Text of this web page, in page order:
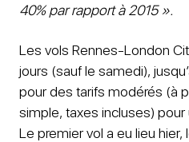
40% par rapport à 2015 ».
Les vols Rennes-London
jours (sauf le samedi),
pour des tarifs modérés (à
simple, taxes incluses)
Le premier vol a eu lieu hier,